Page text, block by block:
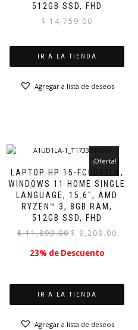
512GB SSD, FHD
$ 14,759.00
IR A LA TIENDA
Agregar a lista de deseos
LAPTOP HP 15-FC0043LA,
WINDOWS 11 HOME SINGLE
LANGUAGE, 15.6″, AMD
RYZEN™ 3, 8GB RAM,
512GB SSD, FHD
¡Oferta!
$11,899.00 El
original
$ 9,209.00
23% de Descuento
IR A LA TIENDA
Agregar a lista de deseos